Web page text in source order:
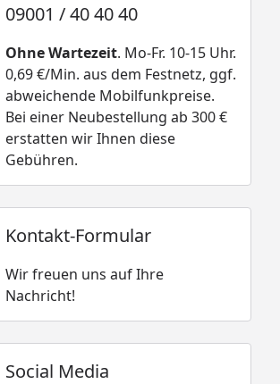
09001 / 40 40 40
Ohne Wartezeit. Mo-Fr. 10-15 Uhr.
0,69 €/Min. aus dem Festnetz, ggf.
abweichende Mobilfunkpreise.
Bei einer Neubestellung ab 300 €
erstatten wir Ihnen diese
Gebühren.
Kontakt-Formular
Wir freuen uns auf Ihre
Nachricht!
Social Media